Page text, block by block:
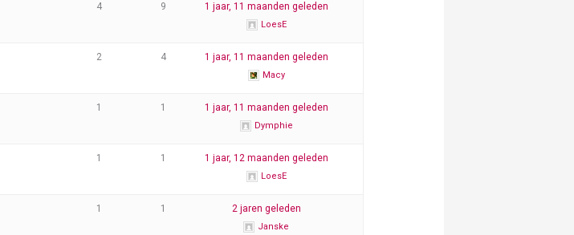
4 9 1 jaar, 11 maanden geleden
LoesE
2 4 1 jaar, 11 maanden geleden
Macy
1 1 1 jaar, 11 maanden geleden
Dymphie
1 1 1 jaar, 12 maanden geleden
LoesE
1 1 2 jaren geleden
Janske